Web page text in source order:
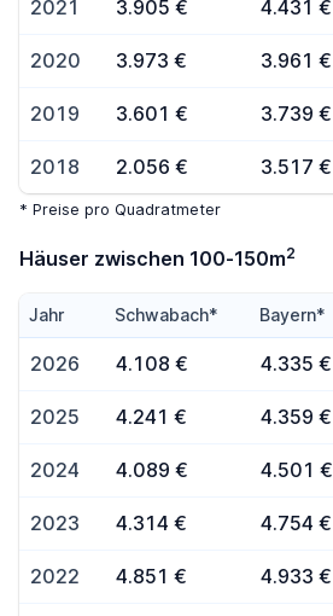
2021 3.905 € 4.431 €
2020 3.973 € 3.961 €
2019 3.601 € 3.739 €
2018 2.056 € 3.517 €
* Preise pro Quadratmeter
Häuser zwischen 100-150m2
Jahr Schwabach* Bayern*
2026 4.108 € 4.335 €
2025 4.241 € 4.359 €
2024 4.089 € 4.501 €
2023 4.314 € 4.754 €
2022 4.851 € 4.933 €